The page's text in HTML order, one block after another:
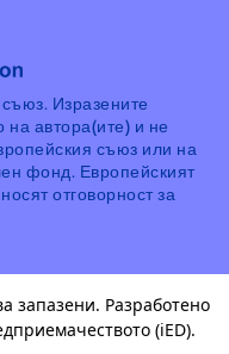
Изразените
автора(ите) и не
съюз или на
фонд. Европейският
отговорност за
запазени. Разработено
(iED).